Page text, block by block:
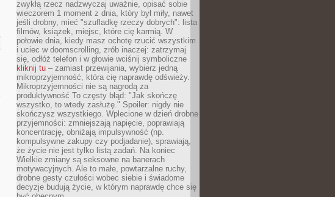
zwykłą rzecz nadzwyczaj uważnie, opisać sobie
wieczorem 1 moment z dnia, który był miły, nawet
jeśli drobny, mieć "szufladkę rzeczy dobrych": lista
filmów, książek, miejsc, które cię karmią. W
połowie dnia, kiedy masz ochotę rzucić wszystkim
i uciec w doomscrolling, zrób inaczej: zatrzymaj
się, odłóż telefon i w głowie wciśnij symboliczne
kliknij tu – zamiast przewijania, wybierz jedną
mikroprzyjemność, która cię naprawdę odświeży.
Mikroprzyjemności nie są nagrodą za
produktywność To częsty błąd: "Jak skończę
wszystko, to wtedy zasłużę." Spoiler: nigdy nie
skończysz wszystkiego. Wplecione w dzień drobne
przyjemności: zmniejszają napięcie, poprawiają
koncentrację, obniżają impulsywność (np.
kompulsywne zakupy czy podjadanie), sprawiają,
że życie nie jest tylko listą zadań. Na koniec
Wielkie zmiany są seksowne na banerach
motywacyjnych. Ale to małe, powtarzalne ruchy,
drobne gesty czułości wobec siebie i świadome
decyzje budują życie, w którym naprawdę chce się